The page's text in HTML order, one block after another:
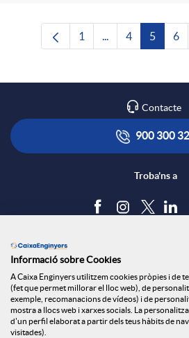
Pàgina
1 ...PàginesPàgina
4 Pàgina
5 6
Contacte
900 300
Troba'ns a
Política de
Avís legal
Seguretat
Informació sobre Cookies
A Caixa Enginyers utilitzem cookies pròpies i de
(fet que permet millorar el lloc web), de
exemple, recomanacions de vídeos) i de
mostra a llocs web i xarxes socials. La
d'un perfil elaborat a partir dels teus hàbits de
visitades).